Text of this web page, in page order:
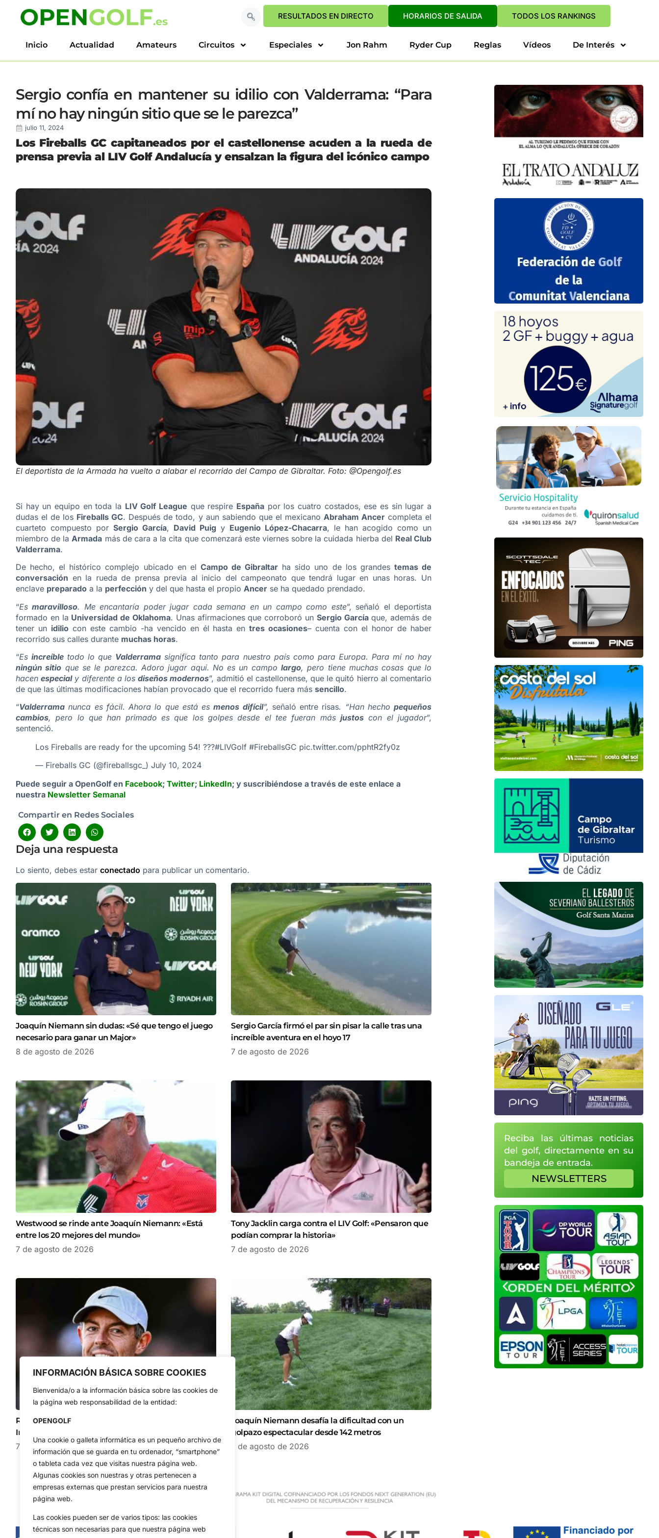
INFORMACIÓN BÁSICA SOBRE COOKIES
Bienvenida/o a la información básica sobre las cookies de
la página web responsabilidad de la entidad:
OPENGOLF
Una cookie o galleta informática es un pequeño archivo de
información que se guarda en tu ordenador, “smartphone”
o tableta cada vez que visitas nuestra página web.
Algunas cookies son nuestras y otras pertenecen a
empresas externas que prestan servicios para nuestra
página web.
Las cookies pueden ser de varios tipos: las cookies
técnicas son necesarias para que nuestra página web
RESULTADOS EN DIRECTO HORARIOS DE SALIDA TODOS LOS RANKINGS
Inicio Actualidad Amateurs Circuitos Especiales Jon Rahm Ryder Cup Reglas Vídeos De Interés
Sergio confía en mantener su idilio con Valderrama: “Para
mí no hay ningún sitio que se le parezca”
julio 11, 2024
Los Fireballs GC capitaneados por el castellonense acuden a la rueda de
prensa previa al LIV Golf Andalucía y ensalzan la figura del icónico campo
El deportista de la Armada ha vuelto a alabar el recorrido del Campo de Gibraltar. Foto: @Opengolf.es
Si hay un equipo en toda la LIV Golf League que respire España por los cuatro costados, ese es sin lugar a
dudas el de los Fireballs GC. Después de todo, y aun sabiendo que el mexicano Abraham Ancercompleta el
cuarteto compuesto por Sergio García, David Puig y Eugenio López-Chacarra, le han acogido como un
miembro de la Armada más de cara a la cita que comenzará este viernes sobre la cuidada hierba del Real Club
Valderrama.
De hecho, el histórico complejo ubicado en el Campo de Gibraltar ha sido uno de los grandes temas de
conversación en la rueda de prensa previa al inicio del campeonato que tendrá lugar en unas horas. Un
enclave preparado a la perfección y del que hasta el propio Ancer se ha quedado prendado.
“Esmaravilloso. Me encantaría poder jugar cada semana en un campo como este”, señaló el deportista
formado en la Universidad de Oklahoma. Unas afirmaciones que corroboró un Sergio Garcíaque, además de
tener un idiliocon este cambio -ha vencido en él hasta entres ocasiones– cuenta con el honor de haber
recorrido sus calles durante muchas horas.
“Esincreíble todo lo que Valderrama significa tanto para nuestro país como para Europa. Para mí no hay
ningún sitio que se le parezca. Adoro jugar aquí. No es un campolargo, pero tiene muchas cosas que lo
hacenespecialy diferente a losdiseños modernos”, admitió el castellonense, que le quitó hierro al comentario
de que las últimas modificaciones habían provocado que el recorrido fuera más sencillo.
“Valderrama nunca es fácil. Ahora lo que está esmenos difícil”, señaló entre risas. “Han hecho pequeños
cambios, pero lo que han primado es que los golpes desde el tee fueran más justos con el jugador”,
sentenció.
Los Fireballs are ready for the upcoming 54! ???#LIVGolf #FireballsGC pic.twitter.com/pphtR2fy0z
— Fireballs GC (@fireballsgc_) July 10, 2024
Puede seguir a OpenGolf en Facebook; Twitter; LinkedIn; y suscribiéndose a través de este enlace a
nuestra Newsletter Semanal
Compartir en Redes Sociales
Deja una respuesta
Lo siento, debes estar conectado para publicar un comentario.
Joaquín Niemann sin dudas: «Sé que tengo el juego
necesario para ganar un Major»
8 de agosto de 2026
Sergio García firmó el par sin pisar la calle tras una
increíble aventura en el hoyo 17
7 de agosto de 2026
Westwood se rinde ante Joaquín Niemann: «Está
entre los 20 mejores del mundo»
7 de agosto de 2026
Tony Jacklin carga contra el LIV Golf: «Pensaron que
podían comprar la historia»
7 de agosto de 2026
Rory McIlroy añade el exclusivo Cathedral
Invitational a su calendario en Australia
7 de agosto de 2026
Joaquín Niemann desafía la dificultad con un
golpazo espectacular desde 142 metros
7 de agosto de 2026
Reciba las últimas noticias
del golf, directamente en su
bandeja de entrada.
NEWSLETTERS